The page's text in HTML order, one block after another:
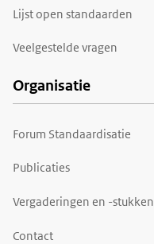
Lijst open standaarden
Veelgestelde vragen
Organisatie
Forum Standaardisatie
Publicaties
Vergaderingen en -stukken
Contact